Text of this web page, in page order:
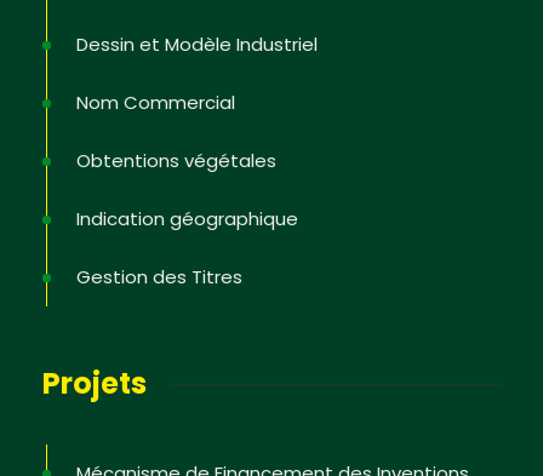
Dessin et Modèle Industriel
Nom Commercial
Obtentions végétales
Indication géographique
Gestion des Titres
Projets